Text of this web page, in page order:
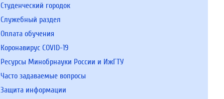
Студенческий городок
Служебный раздел
Оплата обучения
Коронавирус COVID-19
Ресурсы Минобрнауки России и ИжГТУ
Часто задаваемые вопросы
Защита информации